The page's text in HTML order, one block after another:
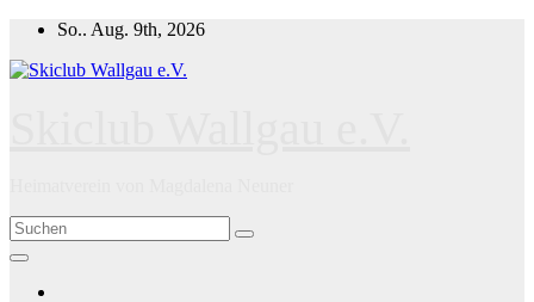
Zum
springen
So.. Aug. 9th, 2026